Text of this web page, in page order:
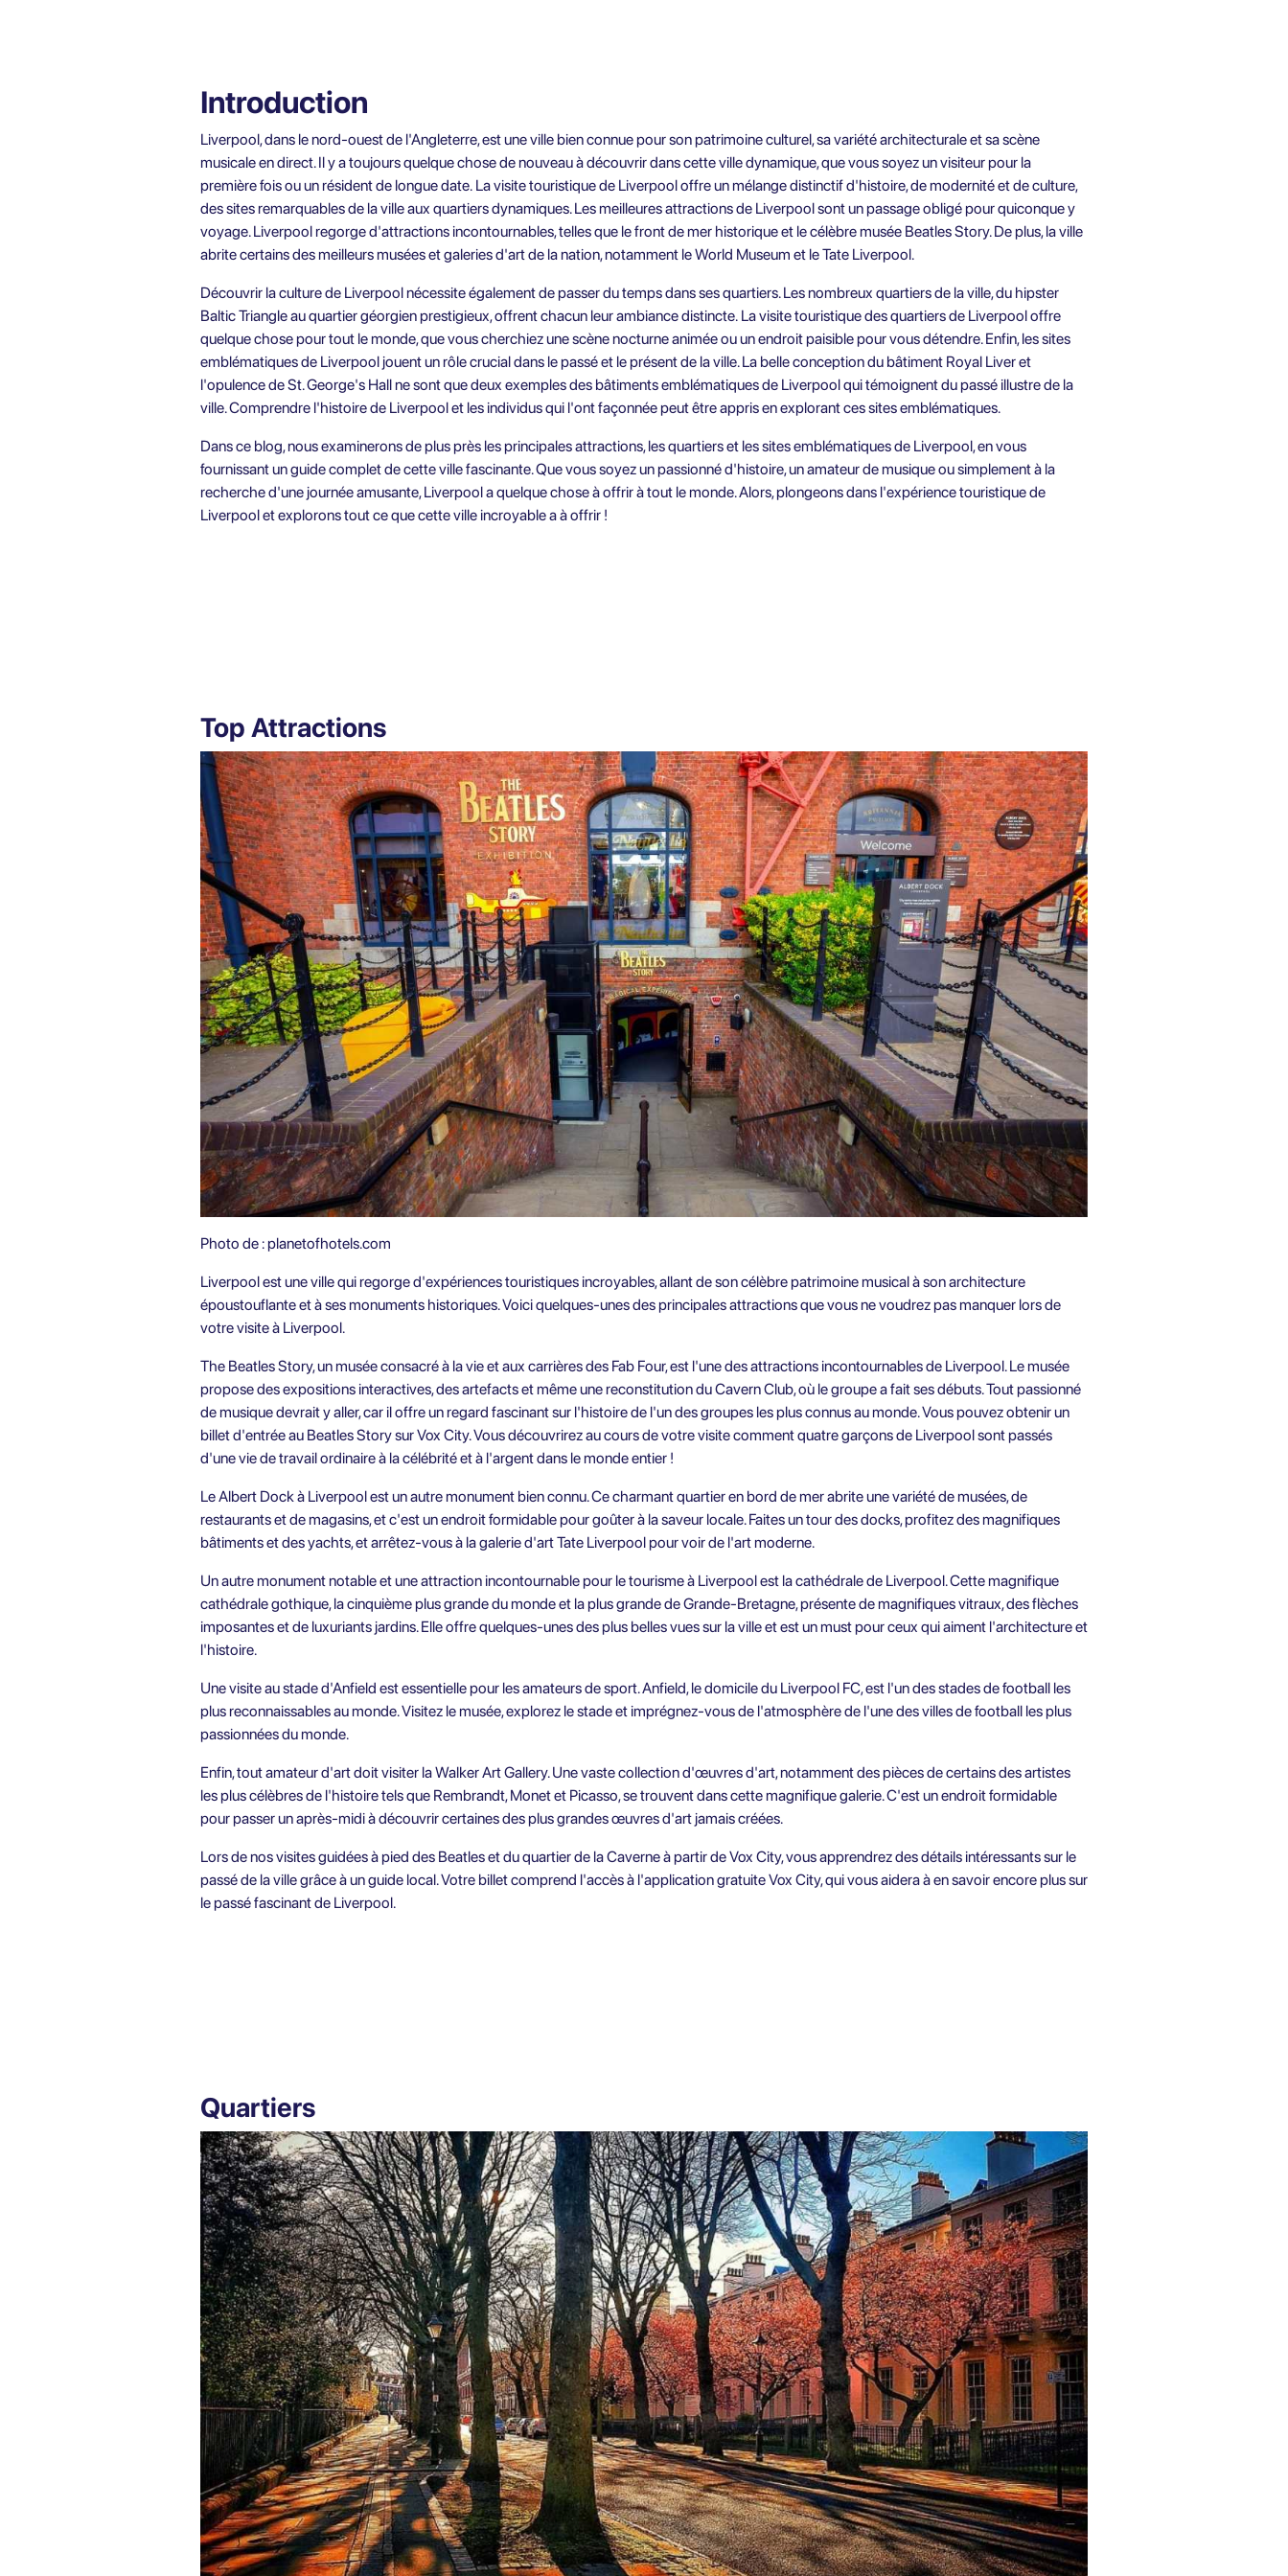
Introduction
Liverpool, dans le nord-ouest de l'Angleterre, est une ville bien connue pour son patrimoine culturel, sa variété architecturale et sa scène
musicale en direct. Il y a toujours quelque chose de nouveau à découvrir dans cette ville dynamique, que vous soyez un visiteur pour la
première fois ou un résident de longue date. La visite touristique de Liverpooloffre un mélange distinctif d'histoire, de modernité et de culture,
des sites remarquables de la ville aux quartiers dynamiques. Les meilleures attractions de Liverpool sont un passage obligé pour quiconque y
voyage. Liverpool regorge d'attractions incontournables, telles que le front de mer historique et le célèbre musée Beatles Story. De plus, la ville
abrite certains des meilleurs musées et galeries d'art de la nation, notamment le World Museum et le Tate Liverpool.
Découvrir la culture de Liverpool nécessite également de passer du temps dans ses quartiers. Les nombreux quartiers de la ville, du hipster
Baltic Triangle au quartier géorgien prestigieux, offrent chacun leur ambiance distincte. La visite touristique des quartiers de Liverpool offre
quelque chose pour tout le monde, que vous cherchiez une scène nocturne animée ou un endroit paisible pour vous détendre. Enfin, les sites
emblématiques de Liverpool jouent un rôle crucial dans le passé et le présent de la ville. La belle conception du bâtiment Royal Liver et
l'opulence de St. George's Hall ne sont que deux exemples des bâtiments emblématiques de Liverpool qui témoignent du passé illustre de la
ville. Comprendre l'histoire de Liverpool et les individus qui l'ont façonnée peut être appris en explorant ces sites emblématiques.
Dans ce blog, nous examinerons de plus près les principales attractions, les quartiers et les sites emblématiques de Liverpool, en vous
fournissant un guide complet de cette ville fascinante. Que vous soyez un passionné d'histoire, un amateur de musique ou simplement à la
recherche d'une journée amusante, Liverpool a quelque chose à offrir à tout le monde. Alors, plongeons dans l'expérience touristique de
Liverpool et explorons tout ce que cette ville incroyable a à offrir !
Top Attractions
Photo de :planetofhotels.com
Liverpool est une ville qui regorge d'expériences touristiques incroyables, allant de son célèbre patrimoine musical à son architecture
époustouflante et à ses monuments historiques. Voici quelques-unes des principales attractions que vous ne voudrez pas manquer lors de
votre visite à Liverpool.
The Beatles Story, un musée consacré à la vie et aux carrières des Fab Four, est l'une des attractions incontournables de Liverpool. Le musée
propose des expositions interactives, des artefacts et même une reconstitution du Cavern Club, où le groupe a fait ses débuts. Tout passionné
de musique devrait y aller, car il offre un regard fascinant sur l'histoire de l'un des groupes les plus connus au monde. Vous pouvez obtenir un
billet d'entrée au Beatles Storysur Vox City. Vous découvrirez au cours de votre visite comment quatre garçons de Liverpool sont passés
d'une vie de travail ordinaire à la célébrité et à l'argent dans le monde entier !
Le Albert Dock à Liverpool est un autre monument bien connu. Ce charmant quartier en bord de mer abrite une variété de musées, de
restaurants et de magasins, et c'est un endroit formidable pour goûter à la saveur locale. Faites un tour des docks, profitez des magnifiques
bâtiments et des yachts, et arrêtez-vous à la galerie d'art Tate Liverpool pour voir de l'art moderne.
Un autre monument notable et une attraction incontournable pour le tourisme à Liverpool est la cathédrale de Liverpool. Cette magnifique
cathédrale gothique, la cinquième plus grande du monde et la plus grande de Grande-Bretagne, présente de magnifiques vitraux, des flèches
imposantes et de luxuriants jardins. Elle offre quelques-unes des plus belles vues sur la ville et est un must pour ceux qui aiment l'architecture et
l'histoire.
Une visite au stade d'Anfield est essentielle pour les amateurs de sport. Anfield, le domicile du Liverpool FC, est l'un des stades de football les
plus reconnaissables au monde. Visitez le musée, explorez le stade et imprégnez-vous de l'atmosphère de l'une des villes de football les plus
passionnées du monde.
Enfin, tout amateur d'art doit visiter la Walker Art Gallery. Une vaste collection d'œuvres d'art, notamment des pièces de certains des artistes
les plus célèbres de l'histoire tels que Rembrandt, Monet et Picasso, se trouvent dans cette magnifique galerie. C'est un endroit formidable
pour passer un après-midi à découvrir certaines des plus grandes œuvres d'art jamais créées.
Lors de nosvisites guidées à pied des Beatles et du quartier de la Caverneà partir de Vox City, vous apprendrez des détails intéressants sur le
passé de la ville grâce à un guide local. Votre billet comprend l'accès à l'application gratuiteVox City, qui vous aidera à en savoir encore plus sur
le passé fascinant de Liverpool.
Quartiers